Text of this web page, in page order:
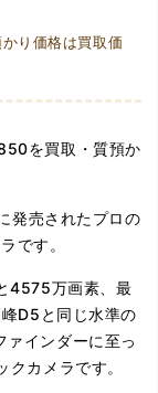
り価格は買取価
を買取・質預か
発売されたプロの
です。
4575万画素、最
D5と同じ水準の
インダーに至っ
カメラです。